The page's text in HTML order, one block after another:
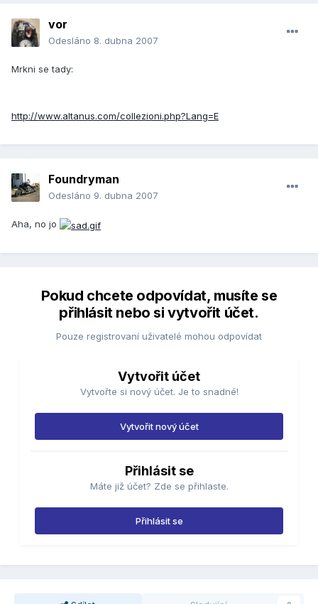
vor
Odesláno 8. dubna 2007
Mrkni se tady:
http://www.altanus.com/collezioni.php?Lang=E
Foundryman
Odesláno 9. dubna 2007
Aha, no jo
Pokud chcete odpovídat, musíte se
přihlásit nebo si vytvořit účet.
Pouze registrovaní uživatelé mohou odpovídat
Vytvořit účet
Vytvořte si nový účet. Je to snadné!
Vytvořit nový účet
Přihlásit se
Máte již účet? Zde se přihlaste.
Přihlásit se